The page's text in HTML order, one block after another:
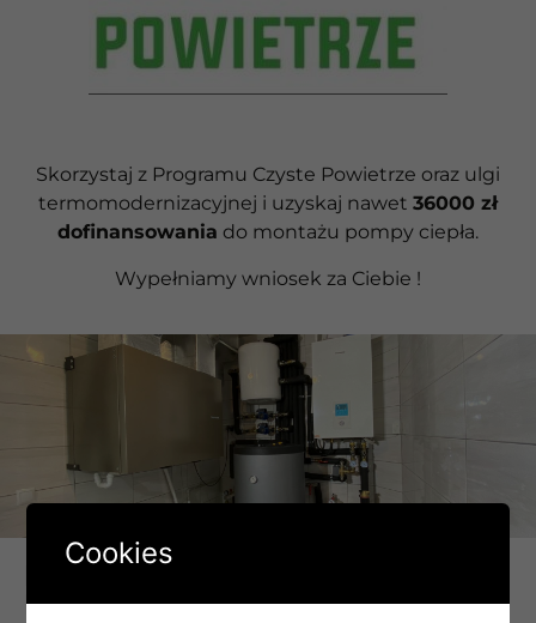
Skorzystaj z Programu Czyste Powietrze oraz ulgi
termomodernizacyjnej i uzyskaj nawet 36000 zł
dofinansowania do montażu pompy ciepła.
Wypełniamy wniosek za Ciebie !
DLACZEGO LICZBA MONTAŻY
PC W POLSCE COROCZNIE SIĘ
Cookies